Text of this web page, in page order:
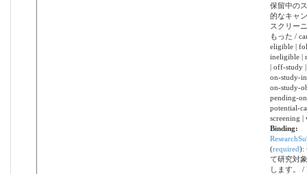
保留中の
的なキャ
スクリー
もった /
eligible |
ineligible |
| off-study
on-study-
on-study-
pending-
potential-
screening |
Binding:
(required):
て研究対
します。 /